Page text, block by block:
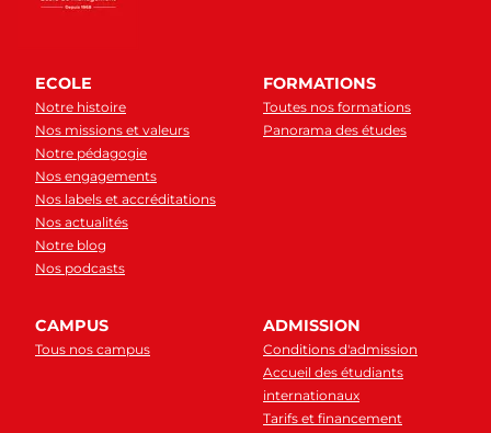
ECOLE
Notre histoire
Nos missions et valeurs
Notre pédagogie
Nos engagements
Nos labels et accréditations
Nos actualités
Notre blog
Nos podcasts
FORMATIONS
Toutes nos formations
Panorama des études
CAMPUS
Tous nos campus
ADMISSION
Conditions d'admission
Accueil des étudiants
internationaux
Tarifs et financement